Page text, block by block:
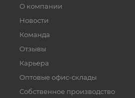
О компании
Новости
Команда
Отзывы
Карьера
Оптовые офис-склады
Собственное производство